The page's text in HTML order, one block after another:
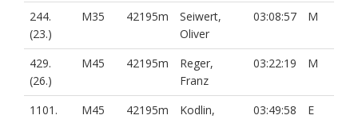
244.
(23.)
M35 42195m
Seiwert,
Oliver
03:08:57 M
429.
(26.)
M45 42195m
Reger,
Franz
03:22:19 M
1101.
M45 42195m
Kodlin,
03:49:58 E